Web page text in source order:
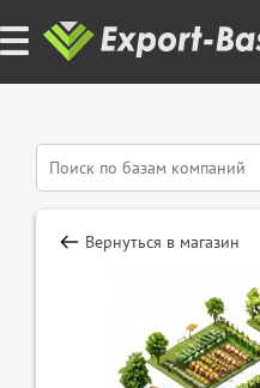
Вернуться в магазин